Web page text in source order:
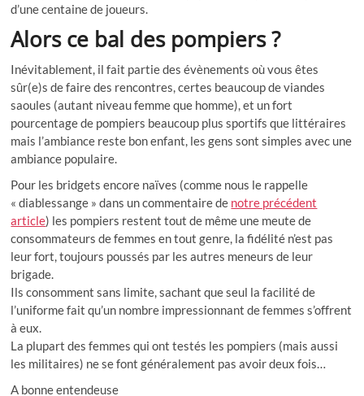
d’une centaine de joueurs.
Alors ce bal des pompiers ?
Inévitablement, il fait partie des évènements où vous êtes
sûr(e)s de faire des rencontres, certes beaucoup de viandes
saoules (autant niveau femme que homme), et un fort
pourcentage de pompiers beaucoup plus sportifs que littéraires
mais l’ambiance reste bon enfant, les gens sont simples avec une
ambiance populaire.
Pour les bridgets encore naïves (comme nous le rappelle
« diablessange » dans un commentaire de notre précédent
article) les pompiers restent tout de même une meute de
consommateurs de femmes en tout genre, la fidélité n’est pas
leur fort, toujours poussés par les autres meneurs de leur
brigade.
Ils consomment sans limite, sachant que seul la facilité de
l’uniforme fait qu’un nombre impressionnant de femmes s’offrent
à eux.
La plupart des femmes qui ont testés les pompiers (mais aussi
les militaires) ne se font généralement pas avoir deux fois…
A bonne entendeuse